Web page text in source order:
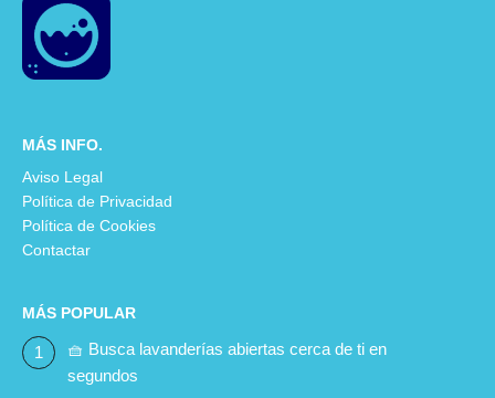
MÁS INFO.
Aviso Legal
Política de Privacidad
Política de Cookies
Contactar
MÁS POPULAR
🧺 Busca lavanderías abiertas cerca de ti en
segundos